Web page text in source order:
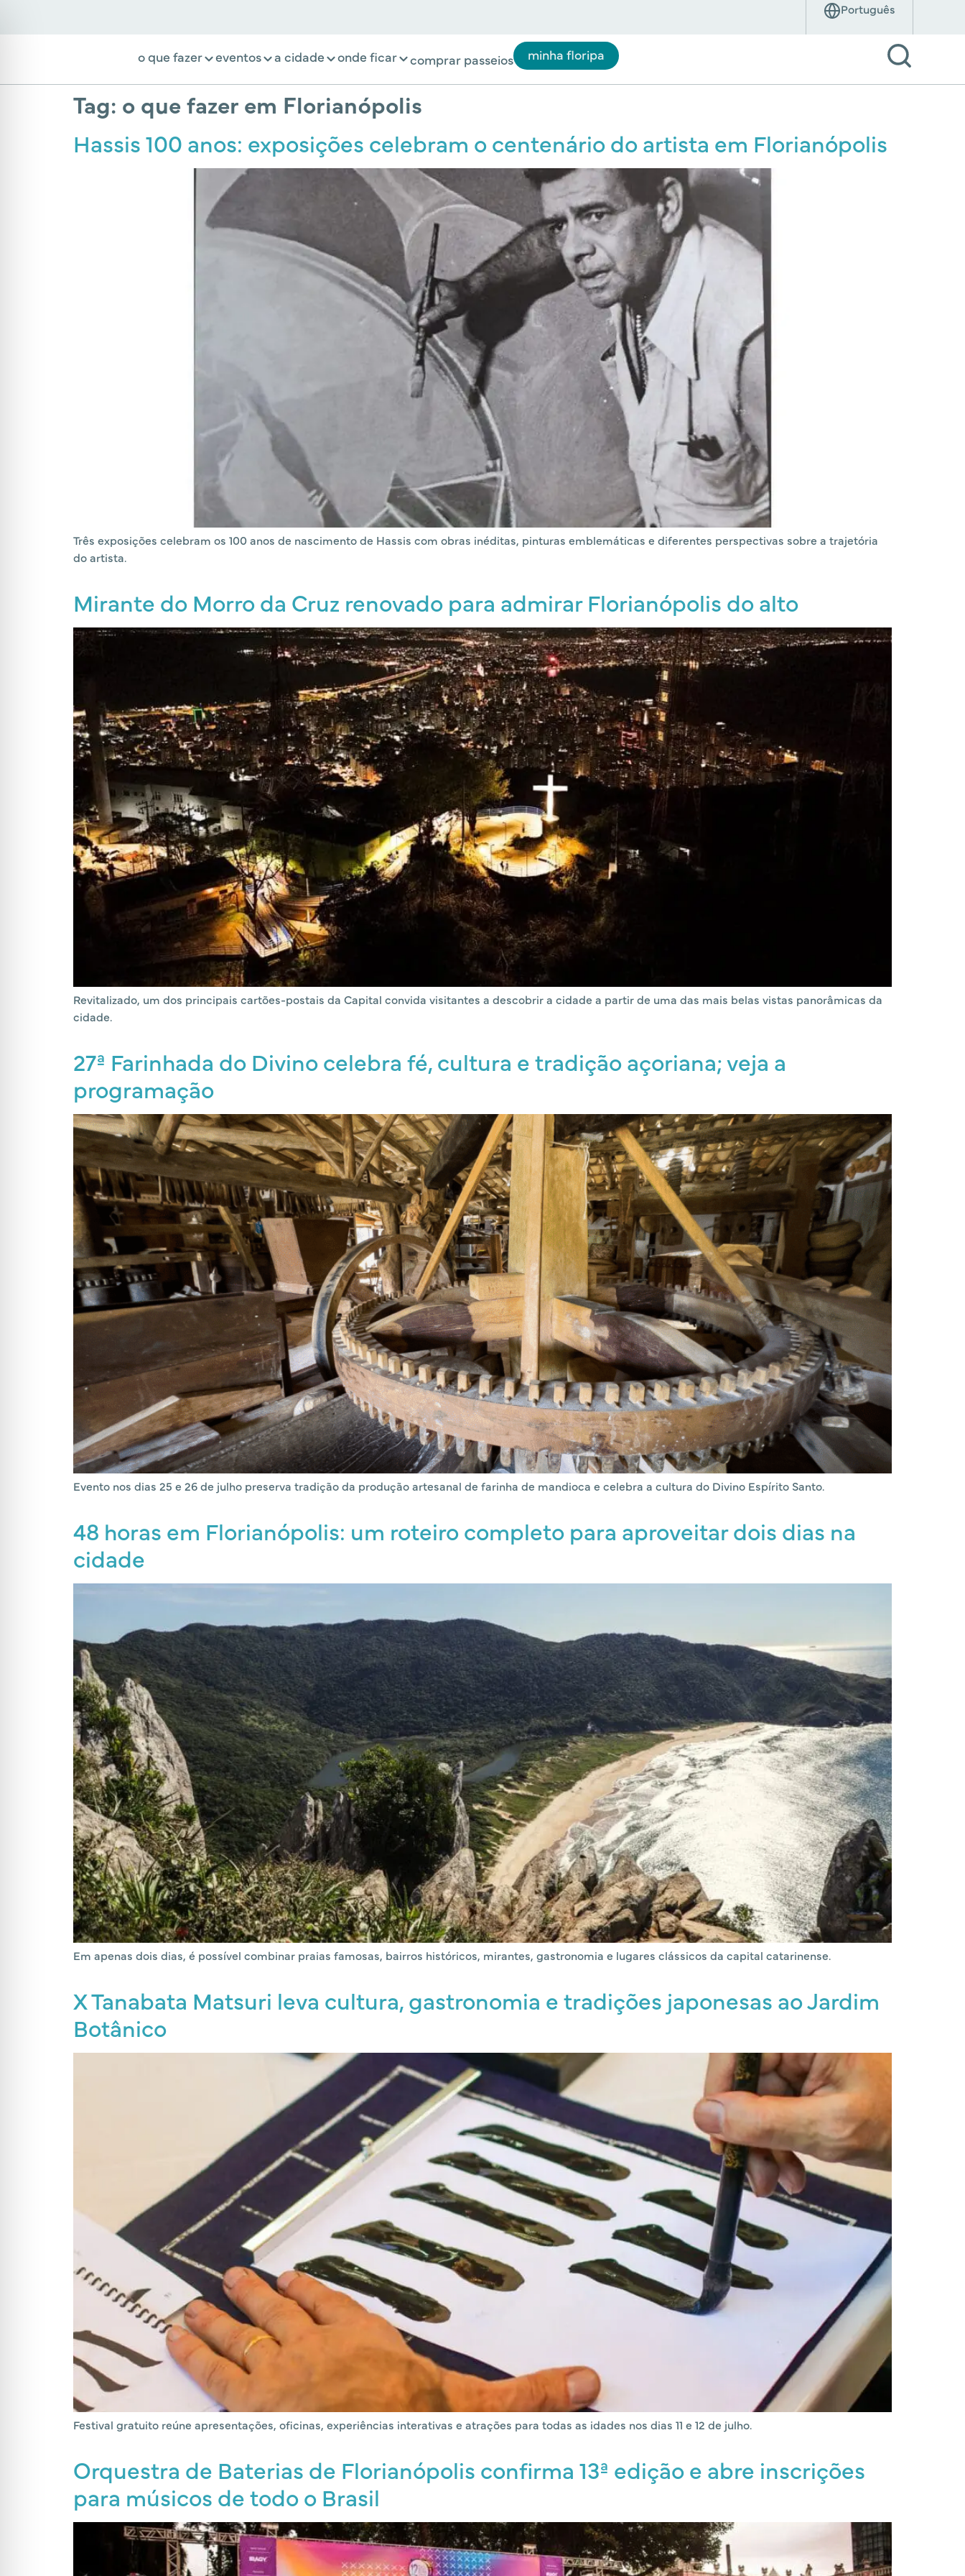
o que fazer eventos a cidade onde ficar comprar passeios minha floripa
Tag: o que fazer em Florianópolis
Hassis 100 anos: exposições celebram o centenário do artista em Florianópolis
Três exposições celebram os 100 anos de nascimento de Hassis com obras inéditas, pinturas emblemáticas e diferentes perspectivas sobre a trajetória
do artista.
Mirante do Morro da Cruz renovado para admirar Florianópolis do alto
Revitalizado, um dos principais cartões-postais da Capital convida visitantes a descobrir a cidade a partir de uma das mais belas vistas panorâmicas da
cidade.
27ª Farinhada do Divino celebra fé, cultura e tradição açoriana; veja a
programação
Evento nos dias 25 e 26 de julho preserva tradição da produção artesanal de farinha de mandioca e celebra a cultura do Divino Espírito Santo.
48 horas em Florianópolis: um roteiro completo para aproveitar dois dias na
cidade
Em apenas dois dias, é possível combinar praias famosas, bairros históricos, mirantes, gastronomia e lugares clássicos da capital catarinense.
X Tanabata Matsuri leva cultura, gastronomia e tradições japonesas ao Jardim
Botânico
Festival gratuito reúne apresentações, oficinas, experiências interativas e atrações para todas as idades nos dias 11 e 12 de julho.
Orquestra de Baterias de Florianópolis confirma 13ª edição e abre inscrições
para músicos de todo o Brasil